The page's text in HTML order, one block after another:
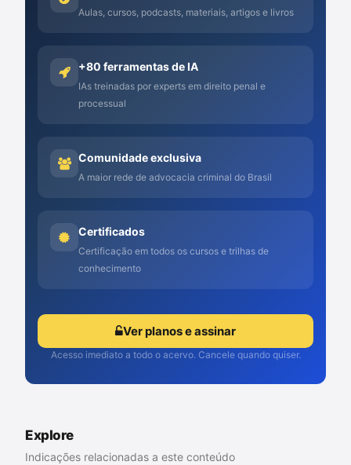
Aulas, cursos, podcasts, materiais, artigos e livros
+80 ferramentas de IA
IAs treinadas por experts em direito penal e
processual
Comunidade exclusiva
A maior rede de advocacia criminal do Brasil
Certificados
Certificação em todos os cursos e trilhas de
conhecimento
Ver planos e assinar
Acesso imediato a todo o acervo. Cancele quando quiser.
Explore
Indicações relacionadas a este conteúdo